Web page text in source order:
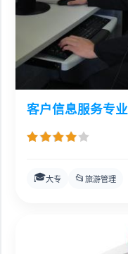
客户信息服务专业
🎓大专 📂 旅游管理